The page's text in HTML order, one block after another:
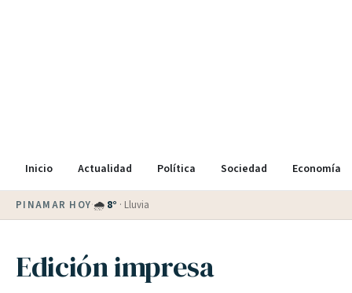
Inicio Actualidad Política Sociedad Economía
PINAMAR HOY·💵 Dólar blue
Edición impresa